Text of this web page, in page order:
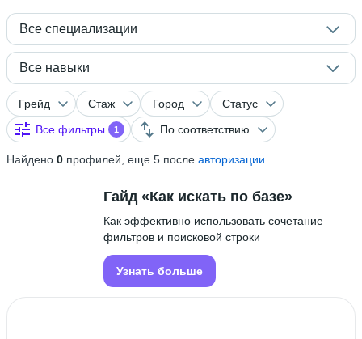
Все специализации
Все навыки
Грейд Стаж Город
Статус
Все фильтры
1 По соответствию
Найдено 0 профилей, еще 5 после авторизации
Гайд «Как искать по базе»
Как эффективно использовать сочетание
фильтров и поисковой строки
Узнать больше